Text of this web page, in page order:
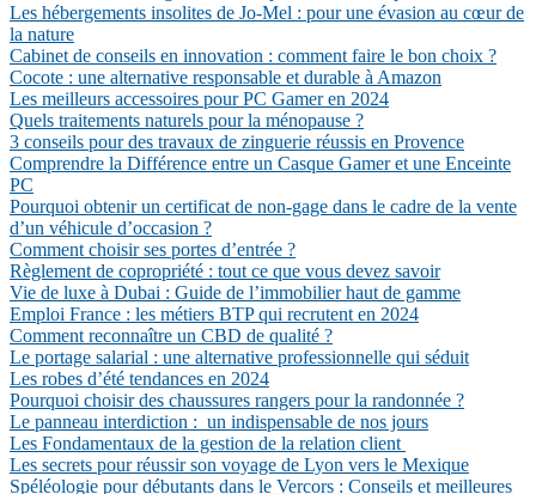
Les hébergements insolites de Jo-Mel : pour une évasion au cœur de
la nature
Cabinet de conseils en innovation : comment faire le bon choix ?
Cocote : une alternative responsable et durable à Amazon
Les meilleurs accessoires pour PC Gamer en 2024
Quels traitements naturels pour la ménopause ?
3 conseils pour des travaux de zinguerie réussis en Provence
Comprendre la Différence entre un Casque Gamer et une Enceinte
PC
Pourquoi obtenir un certificat de non-gage dans le cadre de la vente
d’un véhicule d’occasion ?
Comment choisir ses portes d’entrée ?
Règlement de copropriété : tout ce que vous devez savoir
Vie de luxe à Dubai : Guide de l’immobilier haut de gamme
Emploi France : les métiers BTP qui recrutent en 2024
Comment reconnaître un CBD de qualité ?
Le portage salarial : une alternative professionnelle qui séduit
Les robes d’été tendances en 2024
Pourquoi choisir des chaussures rangers pour la randonnée ?
Le panneau interdiction : un indispensable de nos jours
Les Fondamentaux de la gestion de la relation client
Les secrets pour réussir son voyage de Lyon vers le Mexique
Spéléologie pour débutants dans le Vercors : Conseils et meilleures